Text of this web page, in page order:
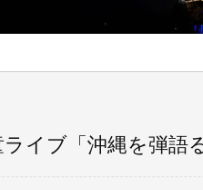
イブ「沖縄を弾語